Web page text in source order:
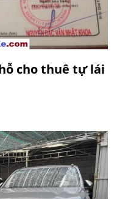
cho thuê tự lái